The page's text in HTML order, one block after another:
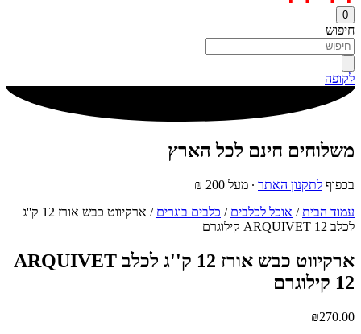
0
חיפוש
לקופה
משלוחים חינם לכל הארץ
בכפוף לתקנון האתר ∙ מעל 200 ₪
עמוד הבית/ אוכל לכלבים / כלבים בוגרים
/ ארקיווט כבש אורז 12 ק''ג
לכלב ARQUIVET 12 קילוגרם
ארקיווט כבש אורז 12 ק''ג לכלב ARQUIVET
12 קילוגרם
₪270.00